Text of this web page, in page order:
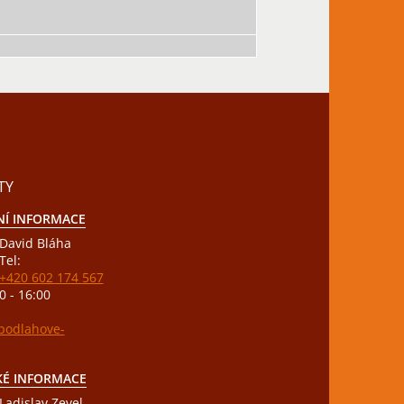
INFORMACE
Bláha
602 174 567
- 16:00
INFORMACE